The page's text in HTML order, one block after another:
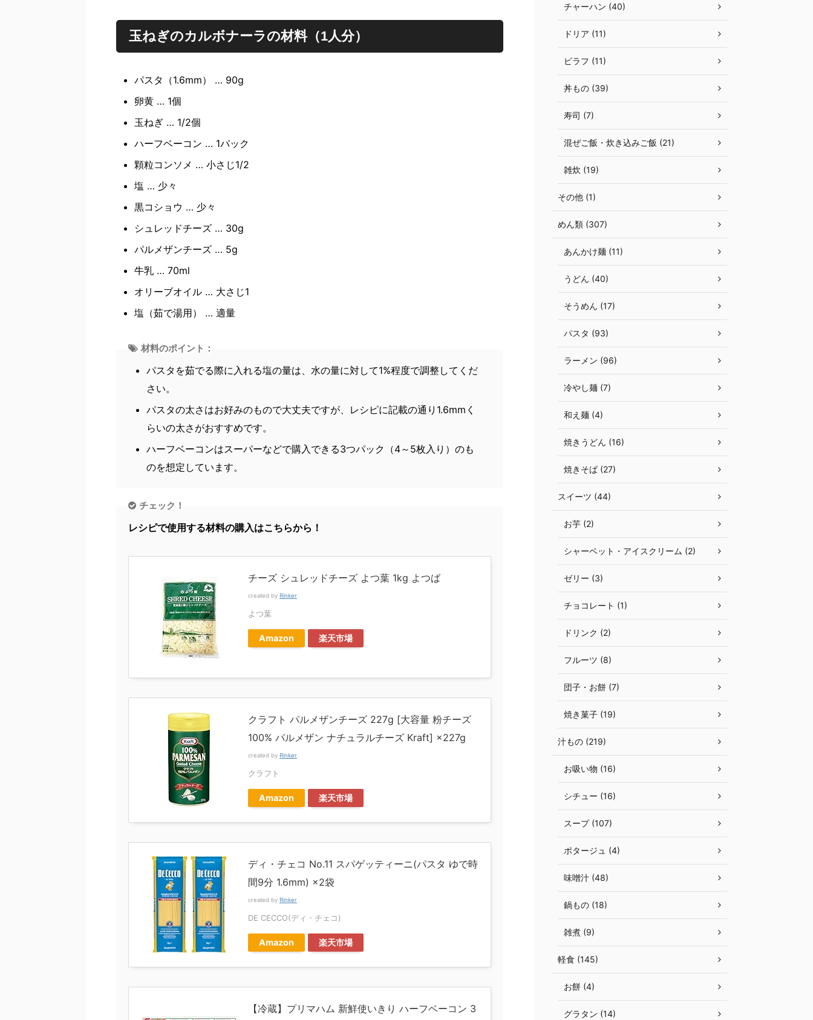
玉ねぎのカルボナーラの材料（1人分）
パスタ（1.6mm） … 90g
卵黄 … 1個
玉ねぎ … 1/2個
ハーフベーコン … 1パック
顆粒コンソメ … 小さじ1/2
塩 … 少々
黒コショウ … 少々
シュレッドチーズ … 30g
パルメザンチーズ … 5g
牛乳 … 70ml
オリーブオイル … 大さじ1
塩（茹で湯用） … 適量
材料のポイント：
パスタを茹でる際に入れる塩の量は、水の量に対して1%程度で調整してくだ
さい。
パスタの太さはお好みのもので大丈夫ですが、レシピに記載の通り1.6mmく
らいの太さがおすすめです。
ハーフベーコンはスーパーなどで購入できる3つパック（4～5枚入り）のも
のを想定しています。
チェック！
レシピで使用する材料の購入はこちらから！
チーズ シュレッドチーズ よつ葉 1kg よつば
created by Rinker
よつ葉
Amazon 楽天市場
クラフト パルメザンチーズ 227g [大容量 粉チーズ
100% パルメザン ナチュラルチーズ Kraft] ×227g
created by Rinker
クラフト
Amazon 楽天市場
ディ・チェコ No.11 スパゲッティーニ(パスタ ゆで時
間9分 1.6mm) ×2袋
created by Rinker
DE CECCO(ディ・チェコ)
Amazon 楽天市場
【冷蔵】プリマハム 新鮮使いきり ハーフベーコン 3
チャーハン (40)
ドリア (11)
ピラフ (11)
丼もの (39)
寿司 (7)
混ぜご飯・炊き込みご飯 (21)
雑炊 (19)
その他 (1)
めん類 (307)
あんかけ麺 (11)
うどん (40)
そうめん (17)
パスタ (93)
ラーメン (96)
冷やし麺 (7)
和え麺 (4)
焼きうどん (16)
焼きそば (27)
スイーツ (44)
お芋 (2)
シャーベット・アイスクリーム (2)
ゼリー (3)
チョコレート (1)
ドリンク (2)
フルーツ (8)
団子・お餅 (7)
焼き菓子 (19)
汁もの (219)
お吸い物 (16)
シチュー (16)
スープ (107)
ポタージュ (4)
味噌汁 (48)
鍋もの (18)
雑煮 (9)
軽食 (145)
お餅 (4)
グラタン (14)